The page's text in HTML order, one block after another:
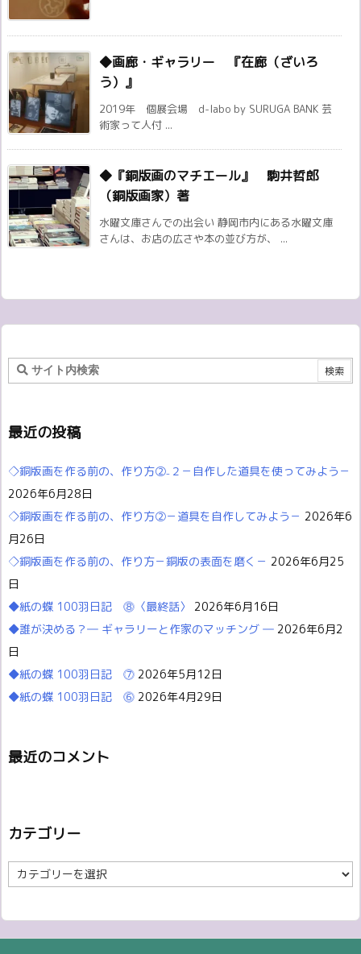
◆画廊・ギャラリー 『在廊（ざいろ
う）』
2019年 個展会場 d-labo by SURUGA BANK 芸
術家って人付 ...
◆『銅版画のマチエール』 駒井哲郎
（銅版画家）著
水曜文庫さんでの出会い 静岡市内にある水曜文庫
さんは、お店の広さや本の並び方が、 ...
最近の投稿
◇銅版画を作る前の、作り方②₋２－自作した道具を使ってみよう－
2026年6月28日
◇銅版画を作る前の、作り方②－道具を自作してみよう－ 2026年6
月26日
◇銅版画を作る前の、作り方－銅版の表面を磨く－ 2026年6月25
日
◆紙の蝶 100羽日記 ⓼〈最終話〉
2026年6月16日
◆誰が決める？― ギャラリーと作家のマッチング ― 2026年6月2
日
◆紙の蝶 100羽日記 ⓻ 2026年5月12日
◆紙の蝶 100羽日記 ⓺ 2026年4月29日
最近のコメント
カテゴリー
カ
テ
リ